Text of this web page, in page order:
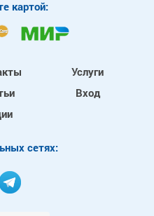
картой:
Услуги
Вход
сетях: